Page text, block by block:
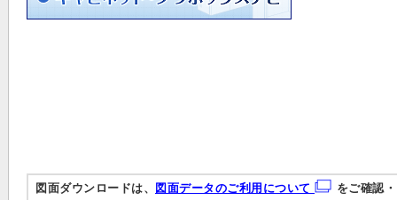
図面ダウンロードは、 図面データのご利用について をご確認